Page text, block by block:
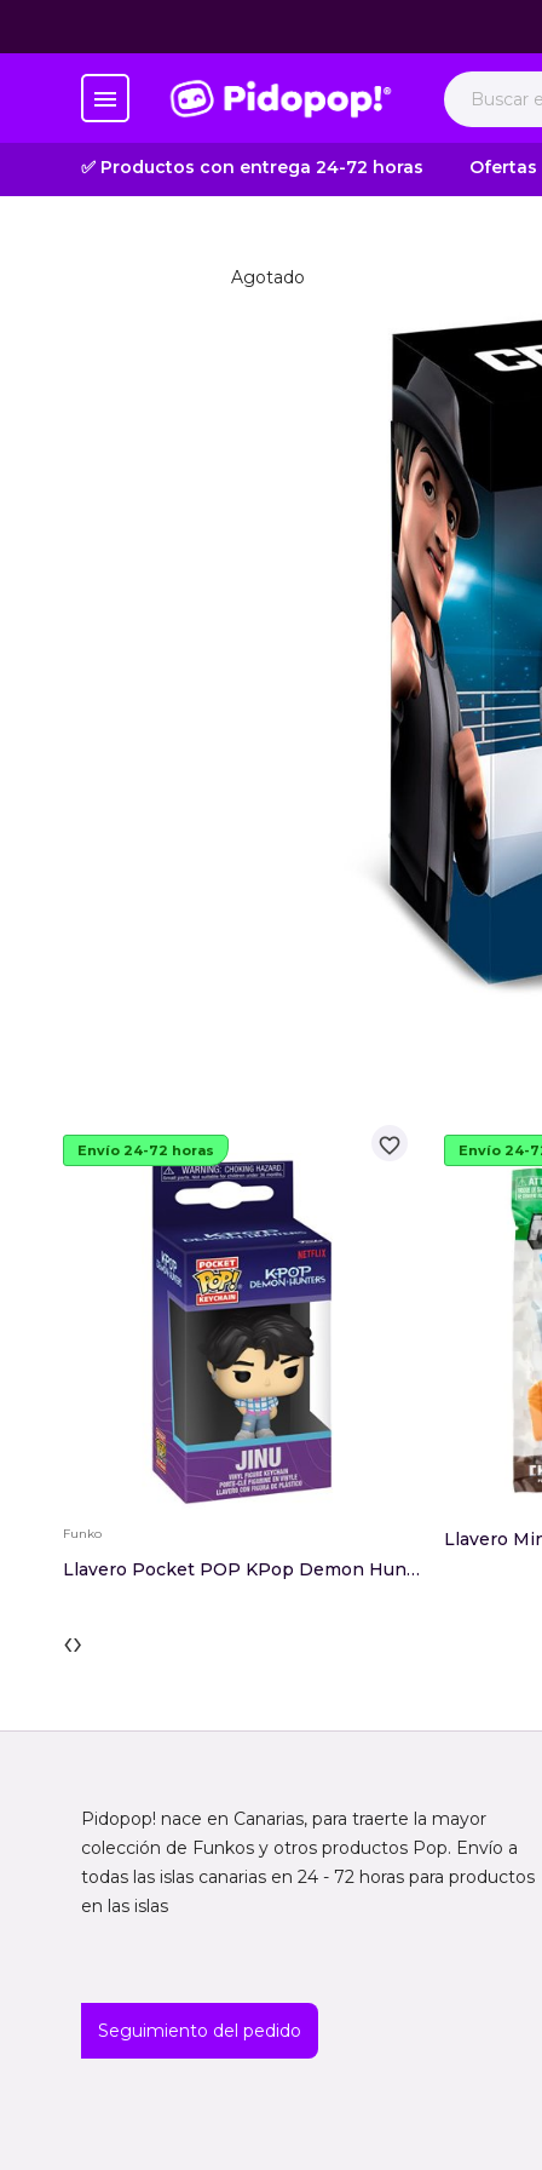
✅ Productos con entrega 24-72 horas Ofertas
Agotado
favorite_border
Envío 24-72 horas
Funko
Llavero Pocket POP KPop Demon Hunters Jinu
Envío 24-
Llavero
‹›
Pidopop! nace en Canarias, para traerte la mayor
colección de Funkos y otros productos Pop. Envío a
todas las islas canarias en 24 - 72 horas para productos
en las islas
Seguimiento del pedido